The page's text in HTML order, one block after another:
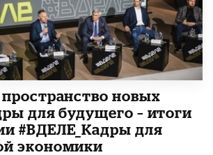
новых
для будущего – итоги
#ВДЕЛЕ_Кадры для
экономики